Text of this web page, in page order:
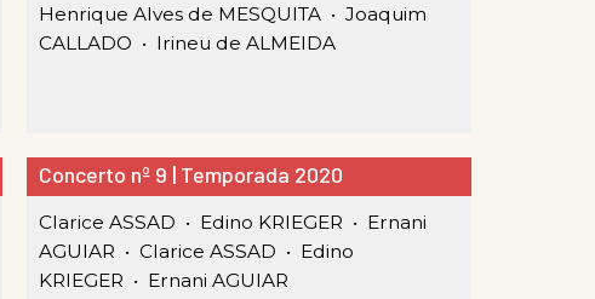
Henrique Alves de MESQUITA •Joaquim
CALLADO • Irineu de ALMEIDA
Concerto nº 9 | Temporada 2020
Clarice ASSAD • Edino KRIEGER • Ernani
AGUIAR •Clarice ASSAD • Edino
KRIEGER • Ernani AGUIAR